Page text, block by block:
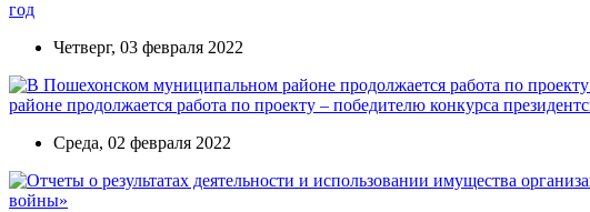
год
Четверг, 03 февраля 2022
районе продолжается работа по проекту – победителю конкурса
Среда, 02 февраля 2022
войны»